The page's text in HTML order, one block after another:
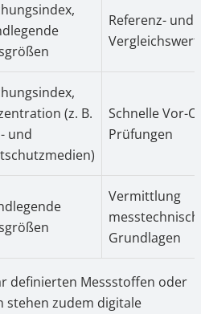
Referenz- und
(z. B.
und
Schnelle Vor-
Prüfungen
Vermittlung
Grundlagen
definierten Messstoffen oder
stehen zudem digitale